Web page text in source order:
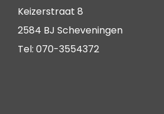
Keizerstraat 8
2584 BJ Scheveningen
Tel: 070-3554372